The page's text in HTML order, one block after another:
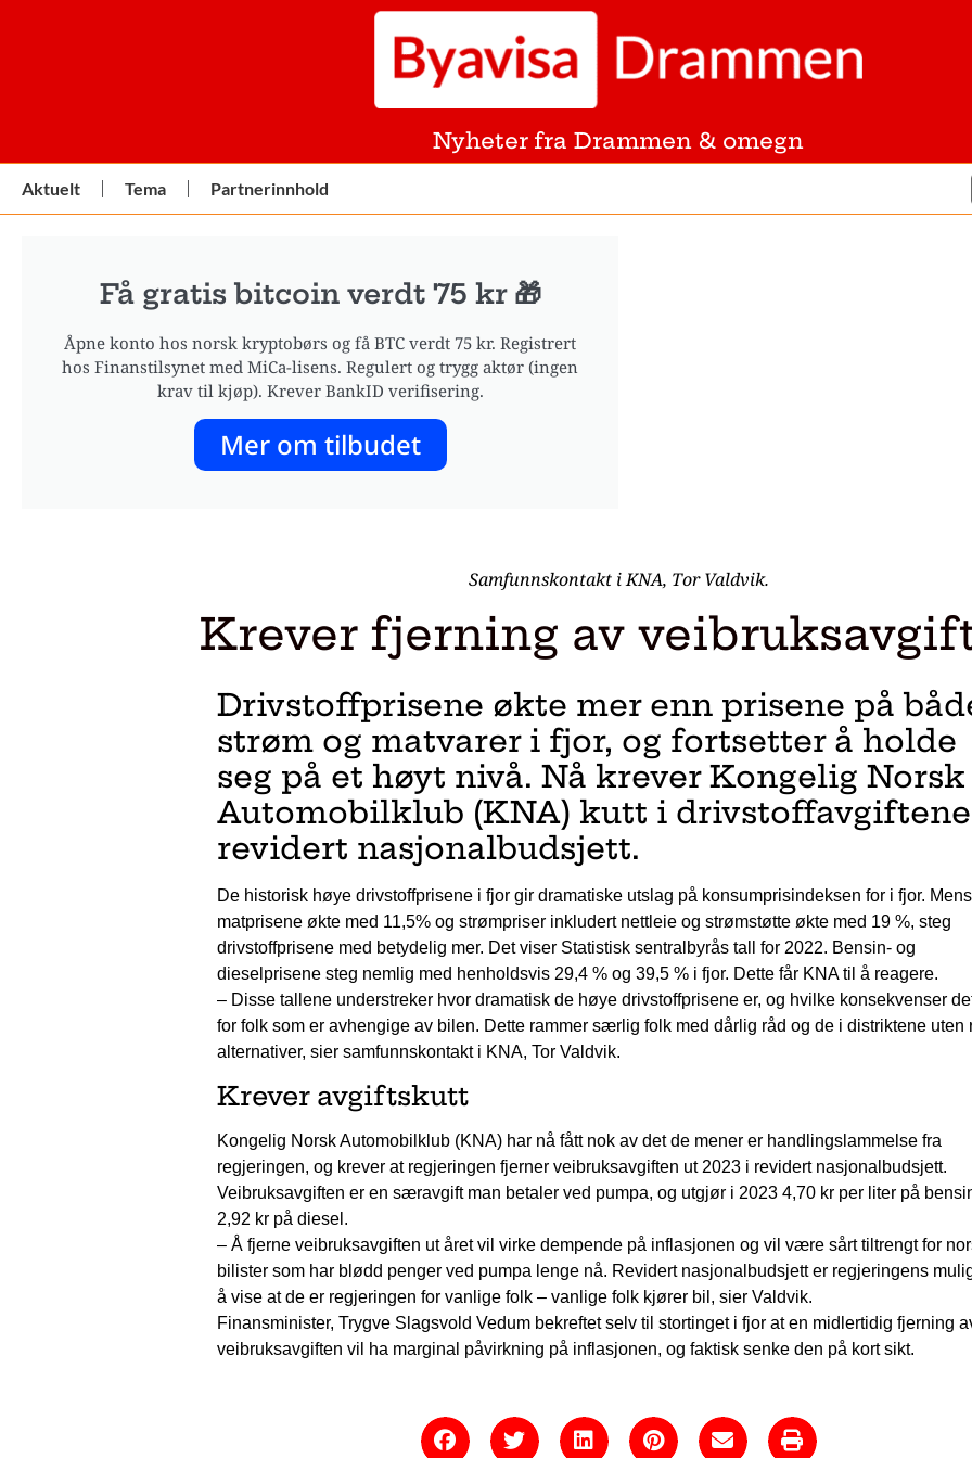
Nyheter fra Drammen & omegn
Aktuelt Tema Partnerinnhold
Få gratis bitcoin verdt 75 kr 🎁
Åpne konto hos norsk kryptobørs og få BTC verdt 75 kr. Registrert
hos Finanstilsynet med MiCa-lisens. Regulert og trygg aktør (ingen
krav til kjøp). Krever BankID verifisering.
Mer om tilbudet
Samfunnskontakt i KNA, Tor Valdvik.
Krever fjerning av
Drivstoffprisene økte mer enn prisene på
strøm og matvarer i fjor, og fortsetter å holde
seg på et høyt nivå. Nå krever Kongelig Norsk
Automobilklub (KNA) kutt i
revidert nasjonalbudsjett.
De historisk høye drivstoffprisene i fjor gir dramatiske utslag på konsumprisindeksen for i fjor. Mens
matprisene økte med 11,5% og strømpriser inkludert nettleie og strømstøtte økte med 19 %, steg
drivstoffprisene med betydelig mer. Det viser Statistisk sentralbyrås tall for 2022. Bensin- og
dieselprisene steg nemlig med henholdsvis 29,4 % og 39,5 % i fjor. Dette får KNA til å reagere.
– Disse tallene understreker hvor dramatisk de høye drivstoffprisene er, og hvilke konsekvenser
for folk som er avhengige av bilen. Dette rammer særlig folk med dårlig råd og de i distriktene uten
alternativer, sier samfunnskontakt i KNA, Tor Valdvik.
Krever avgiftskutt
Kongelig Norsk Automobilklub (KNA) har nå fått nok av det de mener er handlingslammelse fra
regjeringen, og krever at regjeringen fjerner veibruksavgiften ut 2023 i revidert nasjonalbudsjett.
Veibruksavgiften er en særavgift man betaler ved pumpa, og utgjør i 2023 4,70 kr per liter på
2,92 kr på diesel.
– Å fjerne veibruksavgiften ut året vil virke dempende på inflasjonen og vil være sårt tiltrengt for
bilister som har blødd penger ved pumpa lenge nå. Revidert nasjonalbudsjett er regjeringens
å vise at de er regjeringen for vanlige folk – vanlige folk kjører bil, sier Valdvik.
Finansminister, Trygve Slagsvold Vedum bekreftet selv til stortinget i fjor at en midlertidig fjerning
veibruksavgiften vil ha marginal påvirkning på inflasjonen, og faktisk senke den på kort sikt.